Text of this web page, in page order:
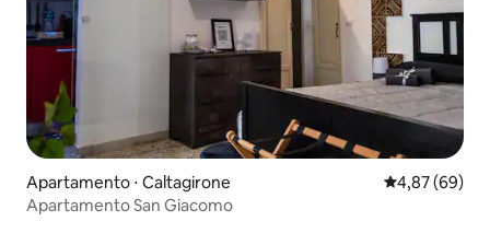
Apartamento ⋅ Caltagirone 4,87 de uma
4,87 (69)
Apartamento San Giacomo